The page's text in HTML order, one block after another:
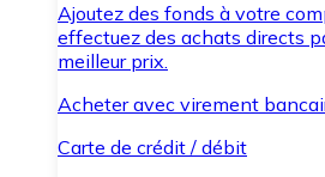
Ajoutez des fonds à votre
effectuez des achats directs
meilleur prix.
Acheter avec virement
Carte de crédit / débit